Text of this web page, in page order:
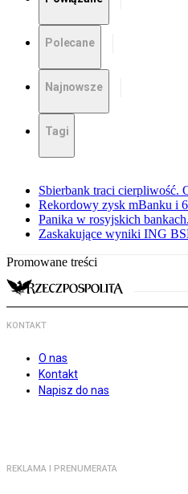
Polecane
Najnowsze
Tagi
Sbierbank traci cierpliwość.
Rekordowy zysk mBanku i
Panika w rosyjskich
Zaskakujące wyniki ING
Promowane treści
KONTAKT
O nas
Kontakt
Napisz do nas
REKLAMA I PRENUMERATA